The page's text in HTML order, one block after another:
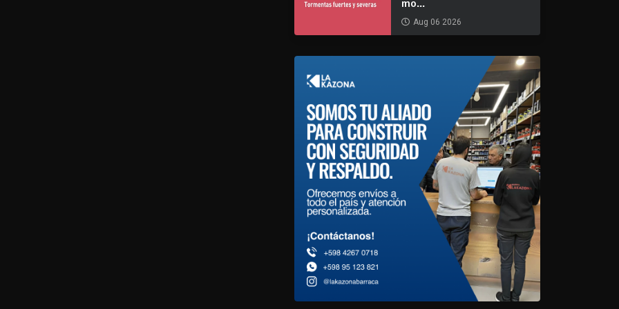
mo...
Aug 06 2026